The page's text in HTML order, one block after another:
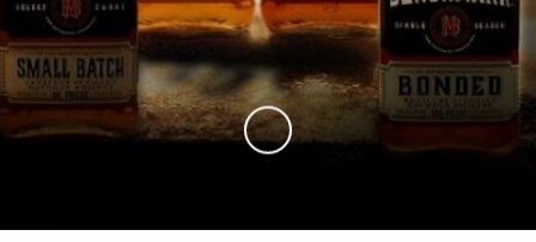
Skip to Main Content